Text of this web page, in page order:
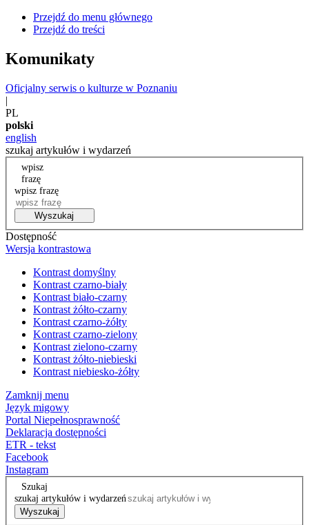
Przejdź do menu głównego
Przejdź do treści
Komunikaty
Oficjalny serwis o kulturze w Poznaniu
|
PL
polski
english
szukaj artykułów i wydarzeń
wpisz
frazę
wpisz frazę
Wyszukaj
Dostępność
Wersja kontrastowa
Kontrast domyślny
Kontrast czarno-biały
Kontrast biało-czarny
Kontrast żółto-czarny
Kontrast czarno-żółty
Kontrast czarno-zielony
Kontrast zielono-czarny
Kontrast żółto-niebieski
Kontrast niebiesko-żółty
Zamknij menu
Język migowy
Portal Niepełnosprawność
Deklaracja dostępności
ETR - tekst
Facebook
Instagram
Szukaj
szukaj artykułów i wydarzeń
Wyszukaj